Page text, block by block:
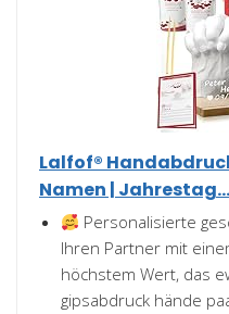
Lalfof®
Namen |
Personalisierte
Ihren Partner mit
höchstem Wert, das
gipsabdruck hände